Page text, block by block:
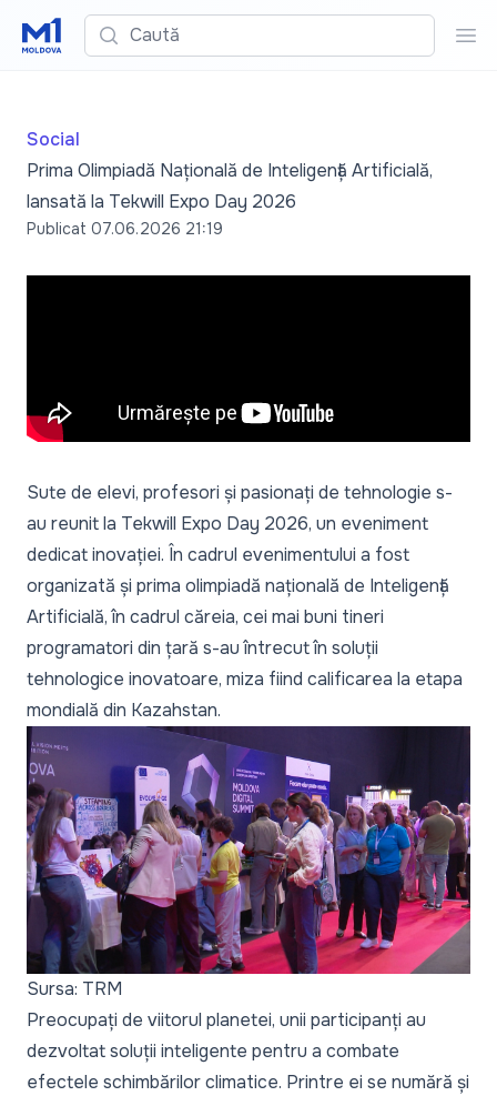
Caută
Social
Prima Olimpiadă Națională de Inteligență Artificială,
lansată la Tekwill Expo Day 2026
Publicat 07.06.2026 21:19
Sute de elevi, profesori și pasionați de tehnologie s-
au reunit la Tekwill Expo Day 2026, un eveniment
dedicat inovației. În cadrul evenimentului a fost
organizată și prima olimpiadă națională de Inteligență
Artificială, în cadrul căreia, cei mai buni tineri
programatori din țară s-au întrecut în soluții
tehnologice inovatoare, miza fiind calificarea la etapa
mondială din Kazahstan.
Sursa: TRM
Preocupați de viitorul planetei, unii participanți au
dezvoltat soluții inteligente pentru a combate
efectele schimbărilor climatice. Printre ei se numără și